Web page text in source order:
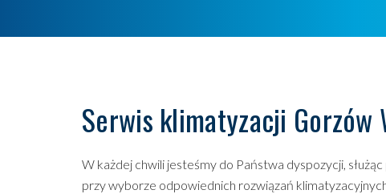
Przegląd i odgrzybianie klimatyzacji
Wentylacja i rekuperacja
Serwis klimatyzacji Gorzów
W każdej chwili jesteśmy do Państwa dyspozycji,
przy wyborze odpowiednich rozwiązań